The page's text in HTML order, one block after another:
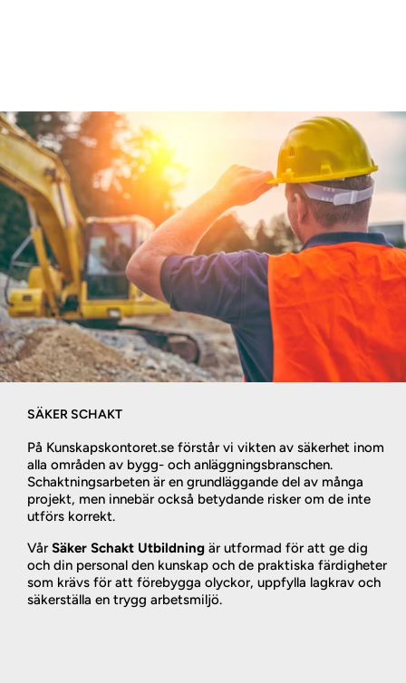
SÄKER SCHAKT
På Kunskapskontoret.se förstår vi vikten av säkerhet inom
alla områden av bygg- och anläggningsbranschen.
Schaktningsarbeten är en grundläggande del av många
projekt, men innebär också betydande risker om de inte
utförs korrekt.
Vår Säker Schakt Utbildning är utformad för att ge dig
och din personal den kunskap och de praktiska färdigheter
som krävs för att förebygga olyckor, uppfylla lagkrav och
säkerställa en trygg arbetsmiljö.